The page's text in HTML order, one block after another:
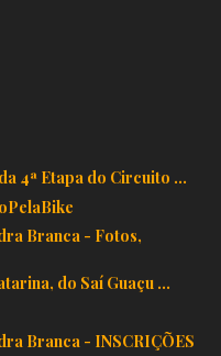
4ª Etapa do Circuito ...
Branca - Fotos,
do Saí Guaçu ...
Branca - INSCRIÇÕES